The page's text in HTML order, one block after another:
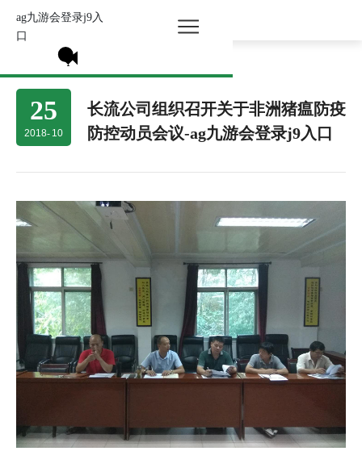
ag九游会登录j9入
口
所有分类 >
25
2018- 10
长流公司组织召开关于非洲猪瘟防疫
防控动员会议-ag九游会登录j9入口